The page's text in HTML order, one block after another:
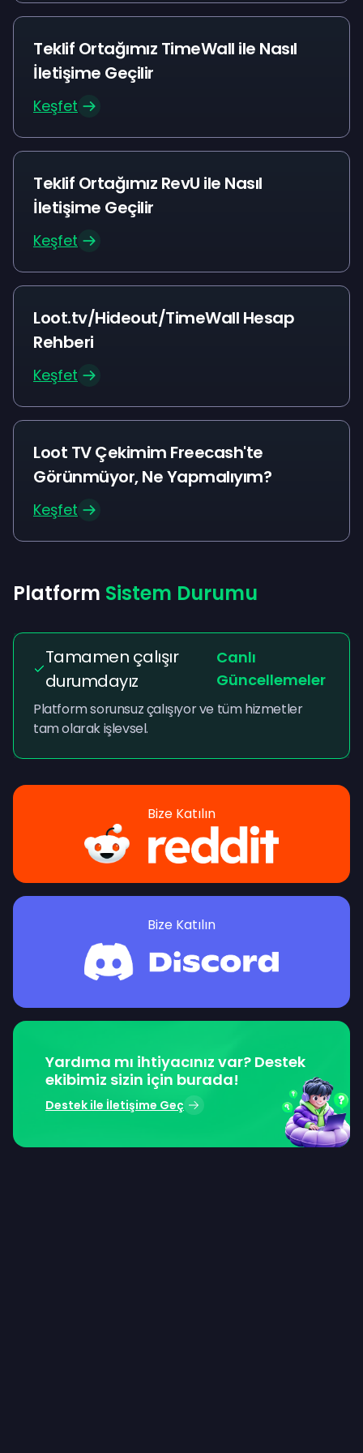
Teklif Ortağımız TimeWall ile Nasıl
İletişime Geçilir
Keşfet
Teklif Ortağımız RevU ile Nasıl
İletişime Geçilir
Keşfet
Loot.tv/Hideout/TimeWall Hesap
Rehberi
Keşfet
Loot TV Çekimim Freecash'te
Görünmüyor, Ne Yapmalıyım?
Keşfet
Platform Sistem Durumu
Tamamen çalışır
durumdayız
Canlı
Güncellemeler
Platform sorunsuz çalışıyor ve tüm hizmetler
tam olarak işlevsel.
Bize Katılın
Bize Katılın
Yardıma mı ihtiyacınız var? Destek
ekibimiz sizin için burada!
Destek ile İletişime Geç